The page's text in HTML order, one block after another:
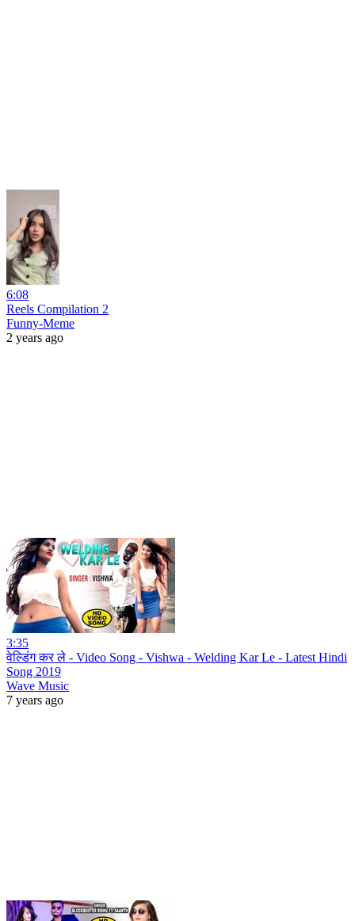
6:08
Reels Compilation 2
Funny-Meme
2 years ago
3:35
वेल्डिंग कर ले - Video Song - Vishwa - Welding Kar Le - Latest Hindi
Song 2019
Wave Music
7 years ago